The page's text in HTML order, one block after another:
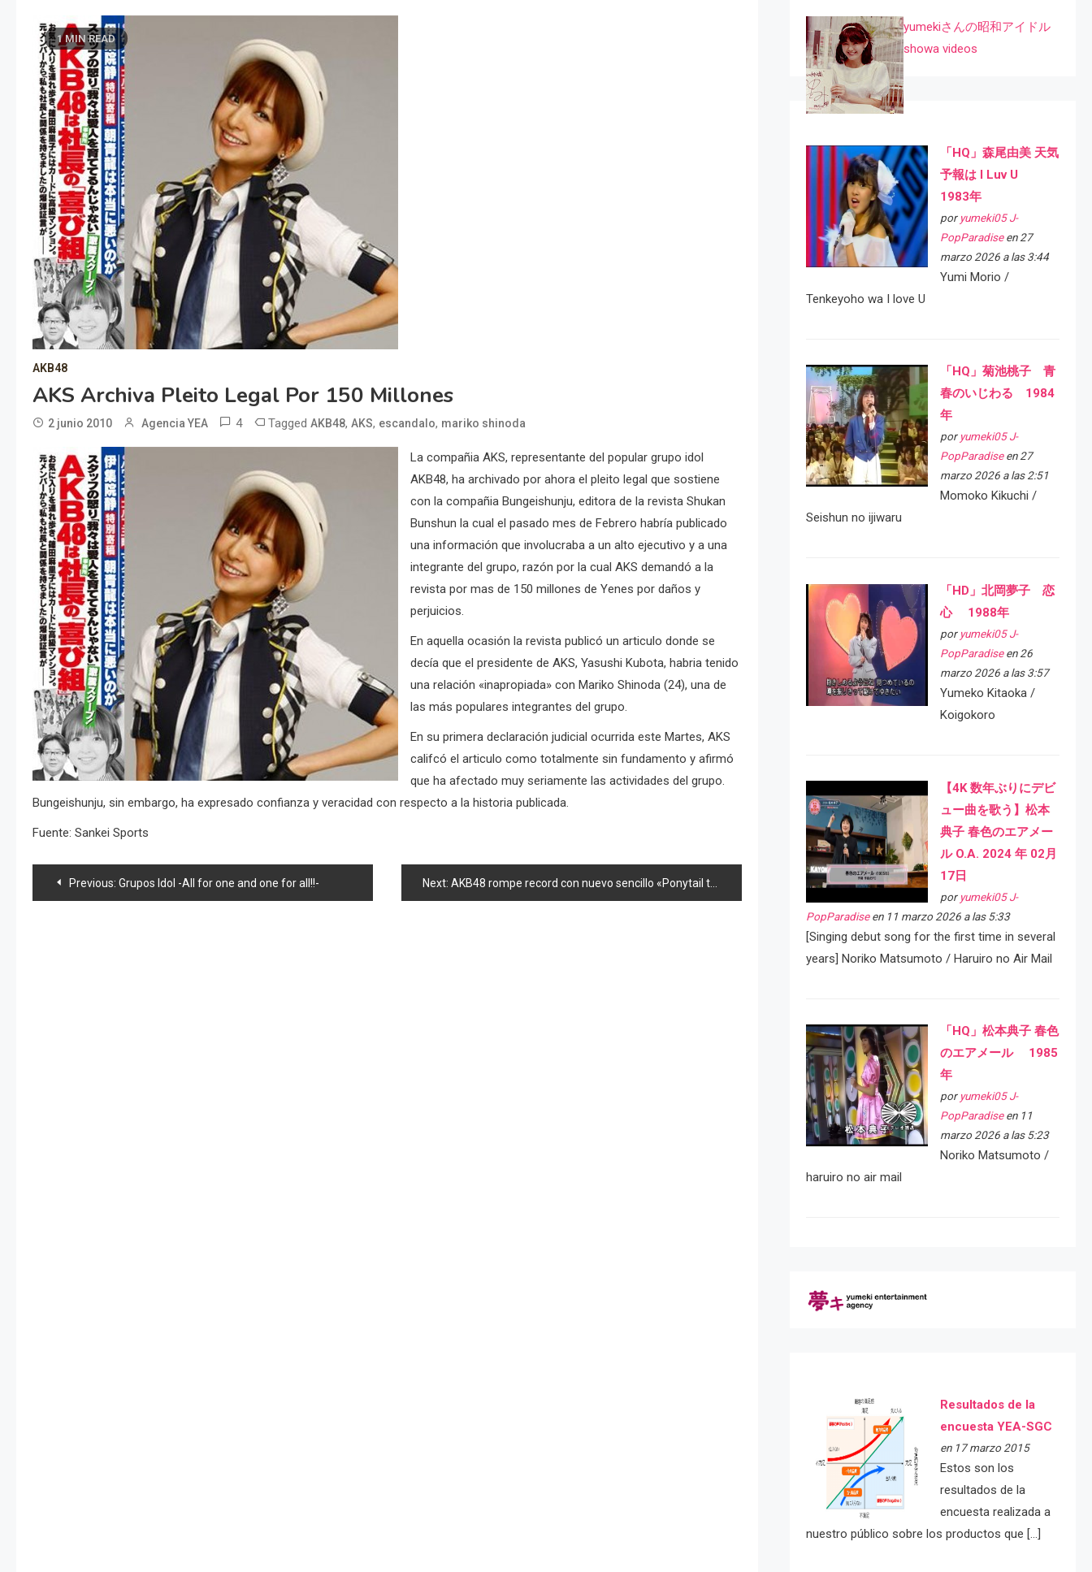
1 MIN READ
AKB48
AKS Archiva Pleito Legal Por 150 Millones
2 junio 2010 Agencia YEA 4 Tagged AKB48, AKS, escandalo, mariko shinoda
La compañia AKS, representante del popular grupo idol
AKB48, ha archivado por ahora el pleito legal que sostiene
con la compañia Bungeishunju, editora de la revista Shukan
Bunshun la cual el pasado mes de Febrero habría publicado
una información que involucraba a un alto ejecutivo y a una
integrante del grupo, razón por la cual AKS demandó a la
revista por mas de 150 millones de Yenes por daños y
perjuicios.
En aquella ocasión la revista publicó un articulo donde se
decía que el presidente de AKS, Yasushi Kubota, habria tenido
una relación «inapropiada» con Mariko Shinoda (24), una de
las más populares integrantes del grupo.
En su primera declaración judicial ocurrida este Martes, AKS
califcó el articulo como totalmente sin fundamento y afirmó
que ha afectado muy seriamente las actividades del grupo.
Bungeishunju, sin embargo, ha expresado confianza y veracidad con respecto a la historia publicada.
Fuente: Sankei Sports
Navegación
Previous: Grupos Idol -All for one and one for all!!- Next: AKB48 rompe record con nuevo sencillo «Ponytail to Chou-chou»
yumekiさんの昭和アイドル
showa videos
「HQ」森尾由美 天気
予報は I Luv U
1983年
por yumeki05 J-
PopParadiseen 27
marzo 2026 a las 3:44
Yumi Morio /
Tenkeyoho wa I love U
「HQ」菊池桃子 青
春のいじわる 1984
年
por yumeki05 J-
PopParadiseen 27
marzo 2026 a las 2:51
Momoko Kikuchi /
Seishun no ijiwaru
「HD」北岡夢子 恋
心 1988年
por yumeki05 J-
PopParadiseen 26
marzo 2026 a las 3:57
Yumeko Kitaoka /
Koigokoro
【4K 数年ぶりにデビ
ュー曲を歌う】松本
典子 春色のエアメー
ル O.A. 2024 年 02月
17日
por yumeki05 J-
PopParadiseen 11 marzo 2026 a las 5:33
[Singing debut song for the first time in several
years] Noriko Matsumoto / Haruiro no Air Mail
「HQ」松本典子 春色
のエアメール 1985
年
por yumeki05 J-
PopParadiseen 11
marzo 2026 a las 5:23
Noriko Matsumoto /
haruiro no air mail
Resultados de la
encuesta YEA-SGC
en 17 marzo 2015
Estos son los
resultados de la
encuesta realizada a
nuestro público sobre los productos que […]